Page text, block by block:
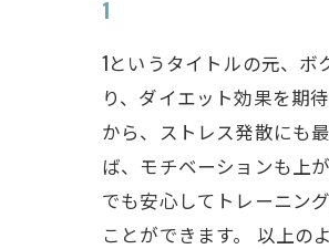
1
1というタイトルの元、
り、ダイエット効果を期
から、ストレス発散にも
ば、モチベーションも上
でも安心してトレーニン
ことができます。 以上の